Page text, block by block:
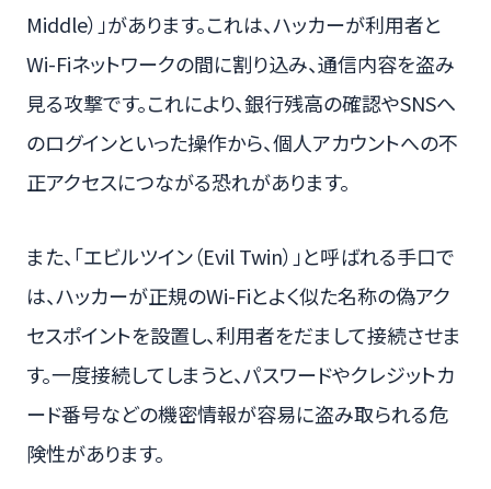
Middle）」があります。これは、ハッカーが利用者と
Wi-Fiネットワークの間に割り込み、通信内容を盗み
見る攻撃です。これにより、銀行残高の確認やSNSへ
のログインといった操作から、個人アカウントへの不
正アクセスにつながる恐れがあります。
また、「エビルツイン（Evil Twin）」と呼ばれる手口で
は、ハッカーが正規のWi-Fiとよく似た名称の偽アク
セスポイントを設置し、利用者をだまして接続させま
す。一度接続してしまうと、パスワードやクレジットカ
ード番号などの機密情報が容易に盗み取られる危
険性があります。